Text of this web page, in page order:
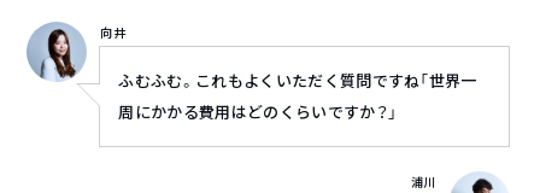
向井
ふむふむ。これもよくいただく質問ですね「世界一
周にかかる費用はどのくらいですか？」
浦川